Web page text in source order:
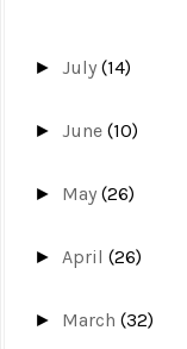
►July(14)
►June(10)
► May(26)
► April(26)
► March(32)